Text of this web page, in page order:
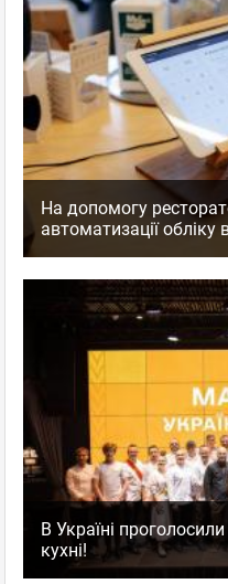
На допомогу
автоматизації обліку
В Україні
кухні!